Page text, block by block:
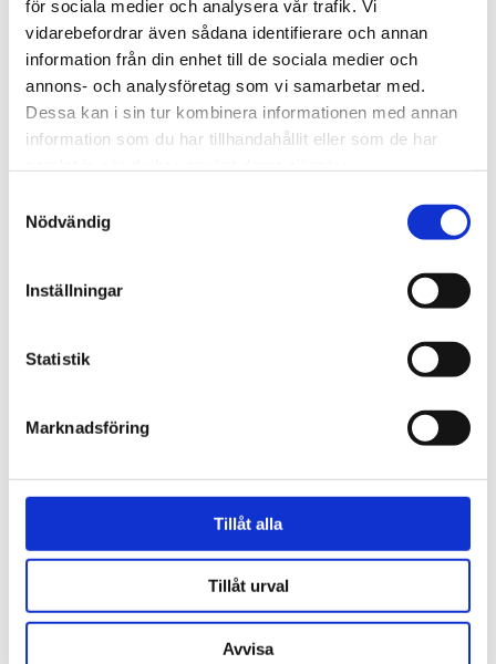
för sociala medier och analysera vår trafik. Vi
vidarebefordrar även sådana identifierare och annan
information från din enhet till de sociala medier och
annons- och analysföretag som vi samarbetar med.
Dessa kan i sin tur kombinera informationen med annan
information som du har tillhandahållit eller som de har
Nödvändig
Inställningar
Statistik
Marknadsföring
Tillåt alla
Tillåt urval
Avvisa
Filer
Reservdelar
Sumake
Filmaskin, vinkel,
ST-DG3016L-5
Finns i lager
Sumake
Filmaskin förlängd 6
mm, miniserien
ST-DG3006L-3
1 480 kr
Finns i lager